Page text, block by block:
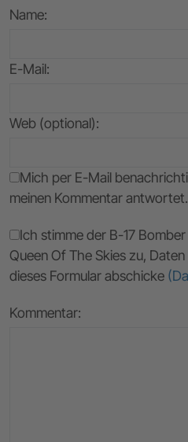
Name:
E-Mail:
Web (optional):
Mich per E-Mail
meinen Kommentar antwortet.
Ich stimme der B-17
Queen Of The Skies zu,
dieses Formular abschicke
Kommentar: